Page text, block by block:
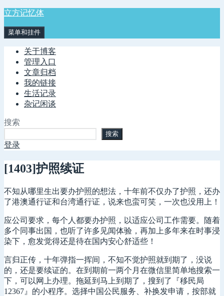
跳
内
立方记忆体
菜单和挂件
关于博客
管理入口
文章归档
我的链接
生活记录
杂记闲谈
搜索
搜索
登录
[1403]护照续证
不知从哪里生出要办护照的想法，十年前不仅办了护照，还办
了港澳通行证和台湾通行证，说来也蛮可笑，一次也没用上！
应公司要求，每个人都要办护照，以适应公司工作需要。随着
多个同事出国，也听了许多见闻体验，再加上多年来在时事浸
染下，愈发觉得还是待在国内安心舒适些！
言归正传，十年弹指一挥间，不知不觉护照就到期了，没说
的，还是要续证的。在到期前一两个月在微信里简单地搜索一
下，可以网上办理。拖延到马上到期了，搜到了『移民局
12367』的小程序。选择中国公民服务、补换发申请，按部就